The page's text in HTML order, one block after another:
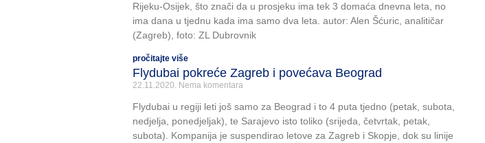
Rijeku-Osijek, što znači da u prosjeku ima tek 3 domaća dnevna leta, no
ima dana u tjednu kada ima samo dva leta. autor: Alen Šćuric, analitičar
(Zagreb), foto: ZL Dubrovnik
pročitajte više
Flydubai pokreće Zagreb i povećava Beograd
22.11.2020. Nema komentara
Flydubai u regiji leti još samo za Beograd i to 4 puta tjedno (petak, subota,
nedjelja, ponedjeljak), te Sarajevo isto toliko (srijeda, četvrtak, petak,
subota). Kompanija je suspendirao letove za Zagreb i Skopje, dok su linije